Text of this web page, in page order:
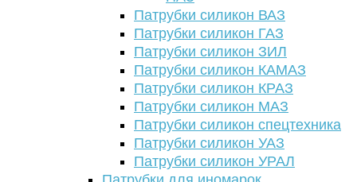
Патрубки силикон ВАЗ
Патрубки силикон ГАЗ
Патрубки силикон ЗИЛ
Патрубки силикон КАМАЗ
Патрубки силикон КРАЗ
Патрубки силикон МАЗ
Патрубки силикон спецтехника
Патрубки силикон УАЗ
Патрубки силикон УРАЛ